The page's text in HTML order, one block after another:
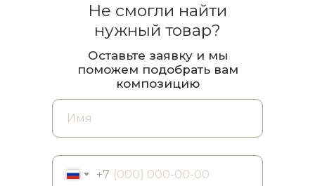
+7
Не смогли найти
нужный товар?
Оставьте заявку и мы
поможем подобрать вам
композицию